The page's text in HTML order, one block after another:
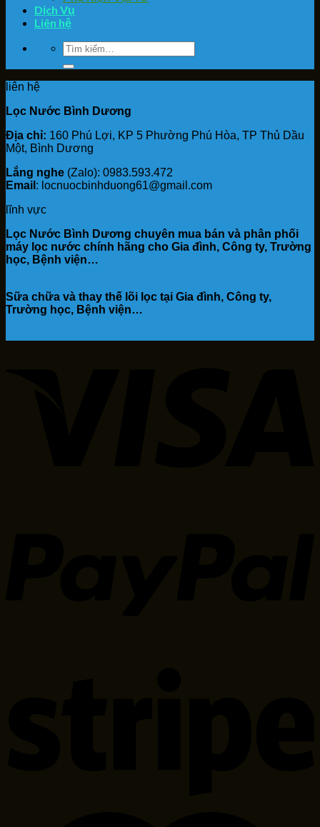
Dịch Vụ
Liên hệ
Tìm
kiếm:
liên hệ
Lọc Nước Bình Dương
Địa chỉ: 160 Phú Lợi, KP 5 Phường Phú Hòa, TP Thủ Dầu
Một, Bình Dương
Lắng nghe (Zalo): 0983.593.472
Email : locnuocbinhduong61@gmail.com
lĩnh vực
Lọc Nước Bình Dương chuyên mua bán và phân phối
máy lọc nước chính hãng cho Gia đình, Công ty, Trường
học, Bệnh viện…
Sữa chữa và thay thế lõi lọc tại Gia đình, Công ty,
Trường học, Bệnh viện…